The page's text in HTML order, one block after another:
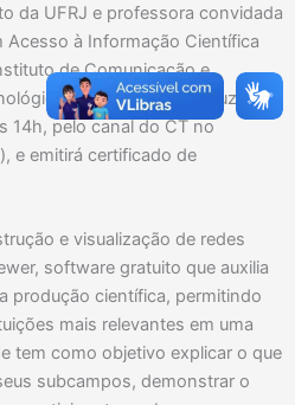
da UFRJ e professora convidada
Acesso à Informação Científica
de Comunicação e
em Saúde da Fiocruz. O
14h, pelo canal do CT no
e emitirá certificado de
e visualização de redes
software gratuito que auxilia
produção científica, permitindo
mais relevantes em uma
tem como objetivo explicar o que
subcampos, demonstrar o